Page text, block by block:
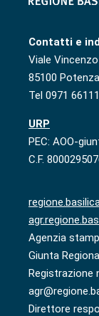
Contatti e
Viale
85100
Tel 0971
URP
PEC: AOO-
C.F.
Agenzia
Giunta
Registrazione
Direttore